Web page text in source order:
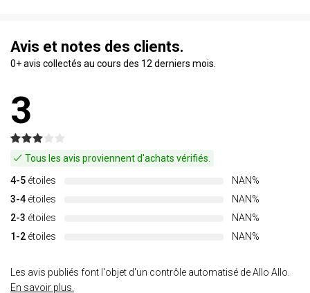
Avis et notes des clients.
0+ avis collectés au cours des 12 derniers mois.
3
Tous les avis proviennent d'achats vérifiés.
4-5 étoiles
NAN%
3-4 étoiles
NAN%
2-3 étoiles
NAN%
1-2 étoiles NAN%
Les avis publiés font l'objet d'un contrôle automatisé de Allo Allo.
En savoir plus.